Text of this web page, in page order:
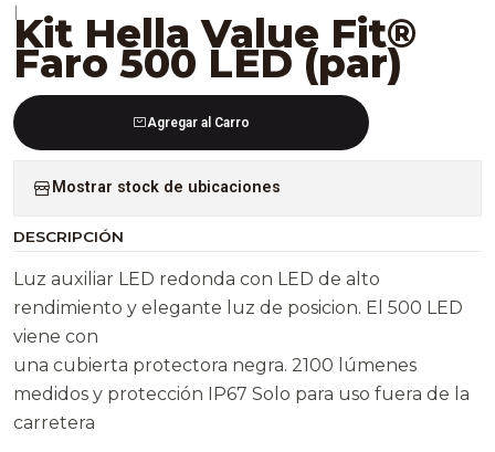
|Kit Hella Value Fit®
Faro 500 LED (par)
Agregar al Carro
Mostrar stock de ubicaciones
DESCRIPCIÓN
Luz auxiliar LED redonda con LED de alto
rendimiento y elegante luz de posicion. El 500 LED
viene con
una cubierta protectora negra. 2100 lúmenes
medidos y protección IP67 Solo para uso fuera de la
carretera